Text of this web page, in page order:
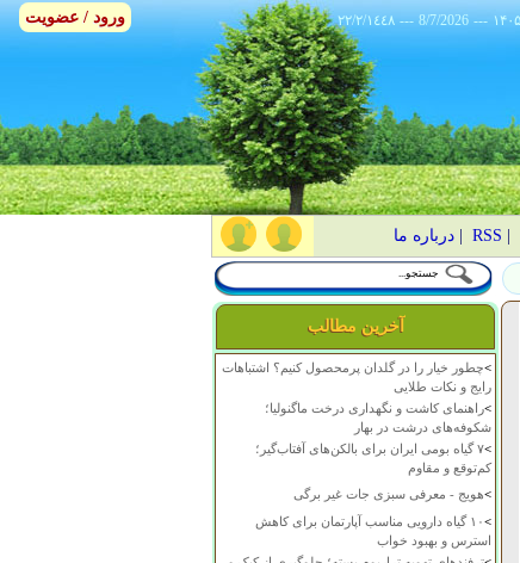
٢٢/٢/١٤٤٨ --- 8/7/2026 ---
RSS
|درباره ما
آخرین مطالب
>چطور خیار را در گلدان پرمحصول کنیم؟ اشتباهات
رایج و نکات طلایی
>راهنمای کاشت و نگهداری درخت ماگنولیا؛
شکوفه‌های درشت در بهار
>
۷ گیاه بومی ایران برای بالکن‌های آفتاب‌گیر؛
کم‌توقع و مقاوم
>هویج - معرفی سبزی جات غیر برگی
>
۱۰ گیاه دارویی مناسب آپارتمان برای کاهش
استرس و بهبود خواب
ورود / عضویت